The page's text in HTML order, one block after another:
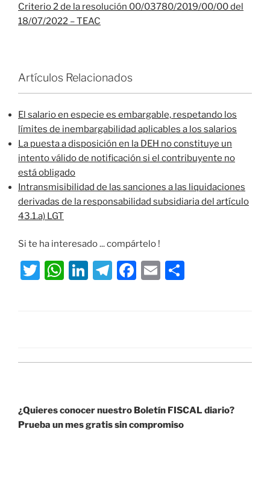
Criterio 2 de la resolución 00/03780/2019/00/00 del
18/07/2022 – TEAC
Artículos Relacionados
El salario en especie es embargable, respetando los
límites de inembargabilidad aplicables a los salarios
La puesta a disposición en la DEH no constituye un
intento válido de notificación si el contribuyente no
está obligado
Intransmisibilidad de las sanciones a las liquidaciones
derivadas de la responsabilidad subsidiaria del artículo
43.1.a) LGT
Si te ha interesado ... compártelo !
T
W
p
Li
n
T
m
F
o
k
E
¿Quieres conocer nuestro Boletín FISCAL diario?
Prueba un mes gratis sin compromiso